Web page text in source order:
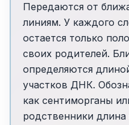
Передаются от
линиям. У каждого
остается только
своих родителей.
определяются
участков ДНК.
как сентиморганы
родственники